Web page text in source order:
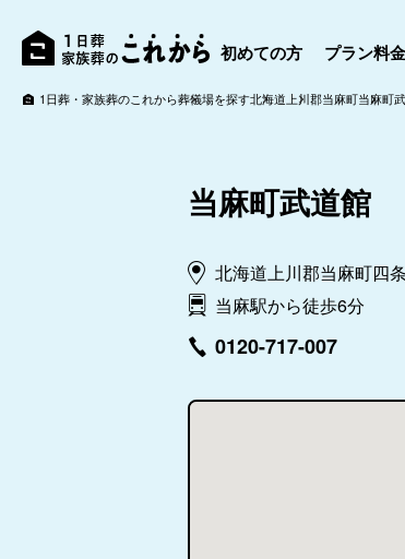
初めての方 プラン料金
1日葬・家族葬のこれから葬儀場を探す北海道 上川郡当麻町当麻町
当麻町武道館
北海道上川郡当麻町四
当麻駅から徒歩6分
0120-717-007